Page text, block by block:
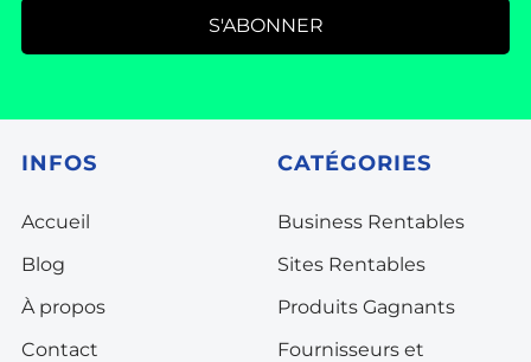
S'ABONNER
INFOS
Accueil
Blog
À propos
Contact
CATÉGORIES
Business Rentables
Sites Rentables
Produits Gagnants
Fournisseurs et